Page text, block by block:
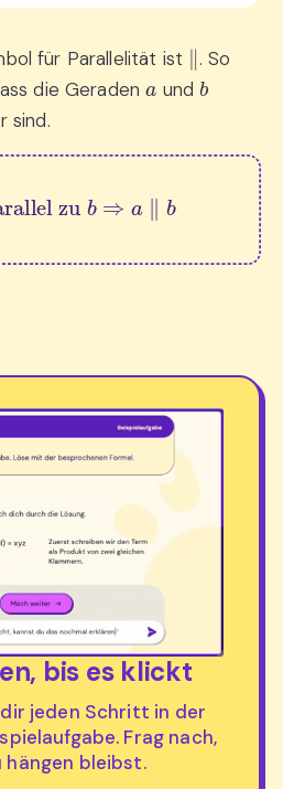
für Parallelität ist ∥. So
die Geraden undb
sind.
zu b⇒ a∥b
bis es klickt
jeden Schritt in der
Frag nach,
hängen bleibst.